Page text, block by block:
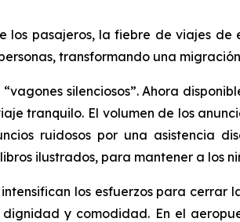
los pasajeros, la fiebre de viajes
transformando una
silenciosos”. Ahora
tranquilo. El volumen de los
ruidosos por una asistencia
ilustrados, para mantener a los
los esfuerzos para
y comodidad. En el